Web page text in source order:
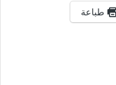
طباعة